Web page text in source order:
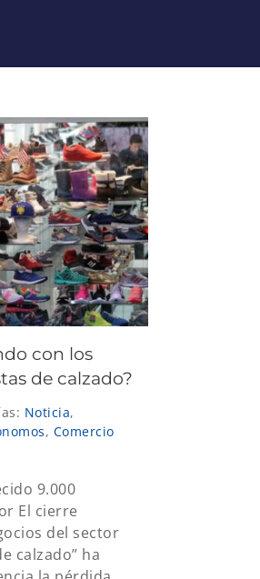
con los
de calzado?
Noticia,
, Comercio
9.000
El cierre
del sector
calzado” ha